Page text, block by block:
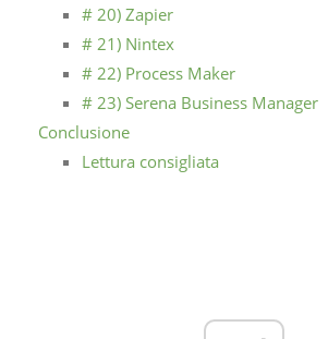
# 20) Zapier
# 21) Nintex
# 22) Process Maker
# 23) Serena Business Manager
Conclusione
Lettura consigliata